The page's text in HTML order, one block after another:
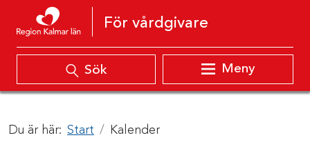
Hoppa till innehåll
För vårdgivare
Sök Meny
Du är här: Start Kalender